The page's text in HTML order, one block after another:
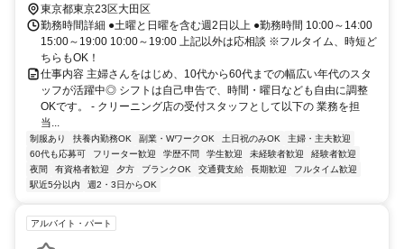
東京都東京23区大田区
勤務時間詳細 ●土曜と日曜を含む週2日以上 ●勤務時間 10:00～14:00
15:00～19:00 10:00～19:00 上記以外は応相談 ※フルタイム、時短ど
ちらもOK！
仕事内容 主婦さんをはじめ、10代から60代までの幅広い年代のスタ
ッフが活躍中◎ シフトは自己申告で、時間・曜日なども自由に調整
OKです。 - クリーニング店の受付スタッフとして以下の 業務を担
当...
制服あり 扶養内勤務OK 副業・WワークOK 土日祝のみOK
主婦・主夫歓迎
60代も応募可
フリーター歓迎 学歴不問 学生歓迎 未経験者歓迎
経験者歓迎
夜間
有資格者歓迎 夕方 ブランクOK 交通費支給 長期歓迎
フルタイム歓迎
駅近5分以内
週2・3日からOK
アルバイト・パート